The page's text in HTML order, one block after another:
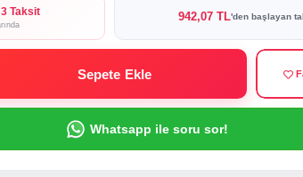
Taksit 942,07 TL'den başlayan
Sepete Ekle
Whatsapp ile soru sor!